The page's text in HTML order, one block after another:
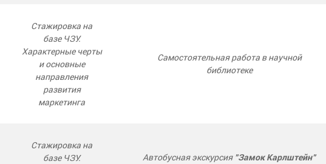
Стажировка на
базе ЧЗУ.
Характерные черты
и основные
направления
развития
маркетинга
Самостоятельная работа в научной
библиотеке
Стажировка на
базе ЧЗУ.
Автобусная экскурсия "Замок Карлштейн"